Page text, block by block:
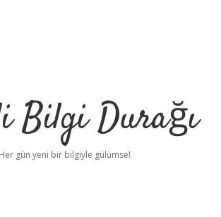
Bilgi Durağı
Her gün yeni bir bilgiyle gülümse!